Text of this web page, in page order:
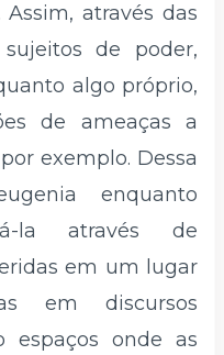
Assim, através das
de poder,
algo próprio,
de ameaças a
exemplo. Dessa
enquanto
la através de
em um lugar
em discursos
espaços onde as